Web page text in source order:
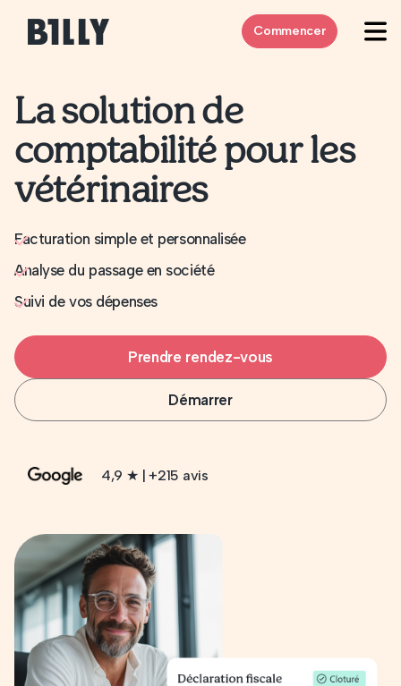
Commencer
La solution de
comptabilité pour les
vétérinaires
Facturation simple et personnalisée
Analyse du passage en société
Suivi de vos dépenses
Prendre rendez-vous
Démarrer
4,9 ★ | +215 avis